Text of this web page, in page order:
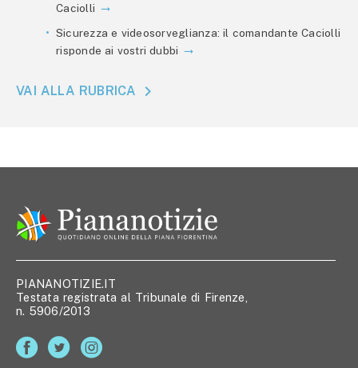
Caciolli
Sicurezza e videosorveglianza: il comandante Caciolli
risponde ai vostri dubbi
VAI ALLA RUBRICA
PIANANOTIZIE.IT
Testata registrata al Tribunale di Firenze,
n. 5906/2013